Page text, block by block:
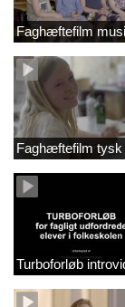
Faghæftefilm
Faghæftefilm tysk
Turboforløb